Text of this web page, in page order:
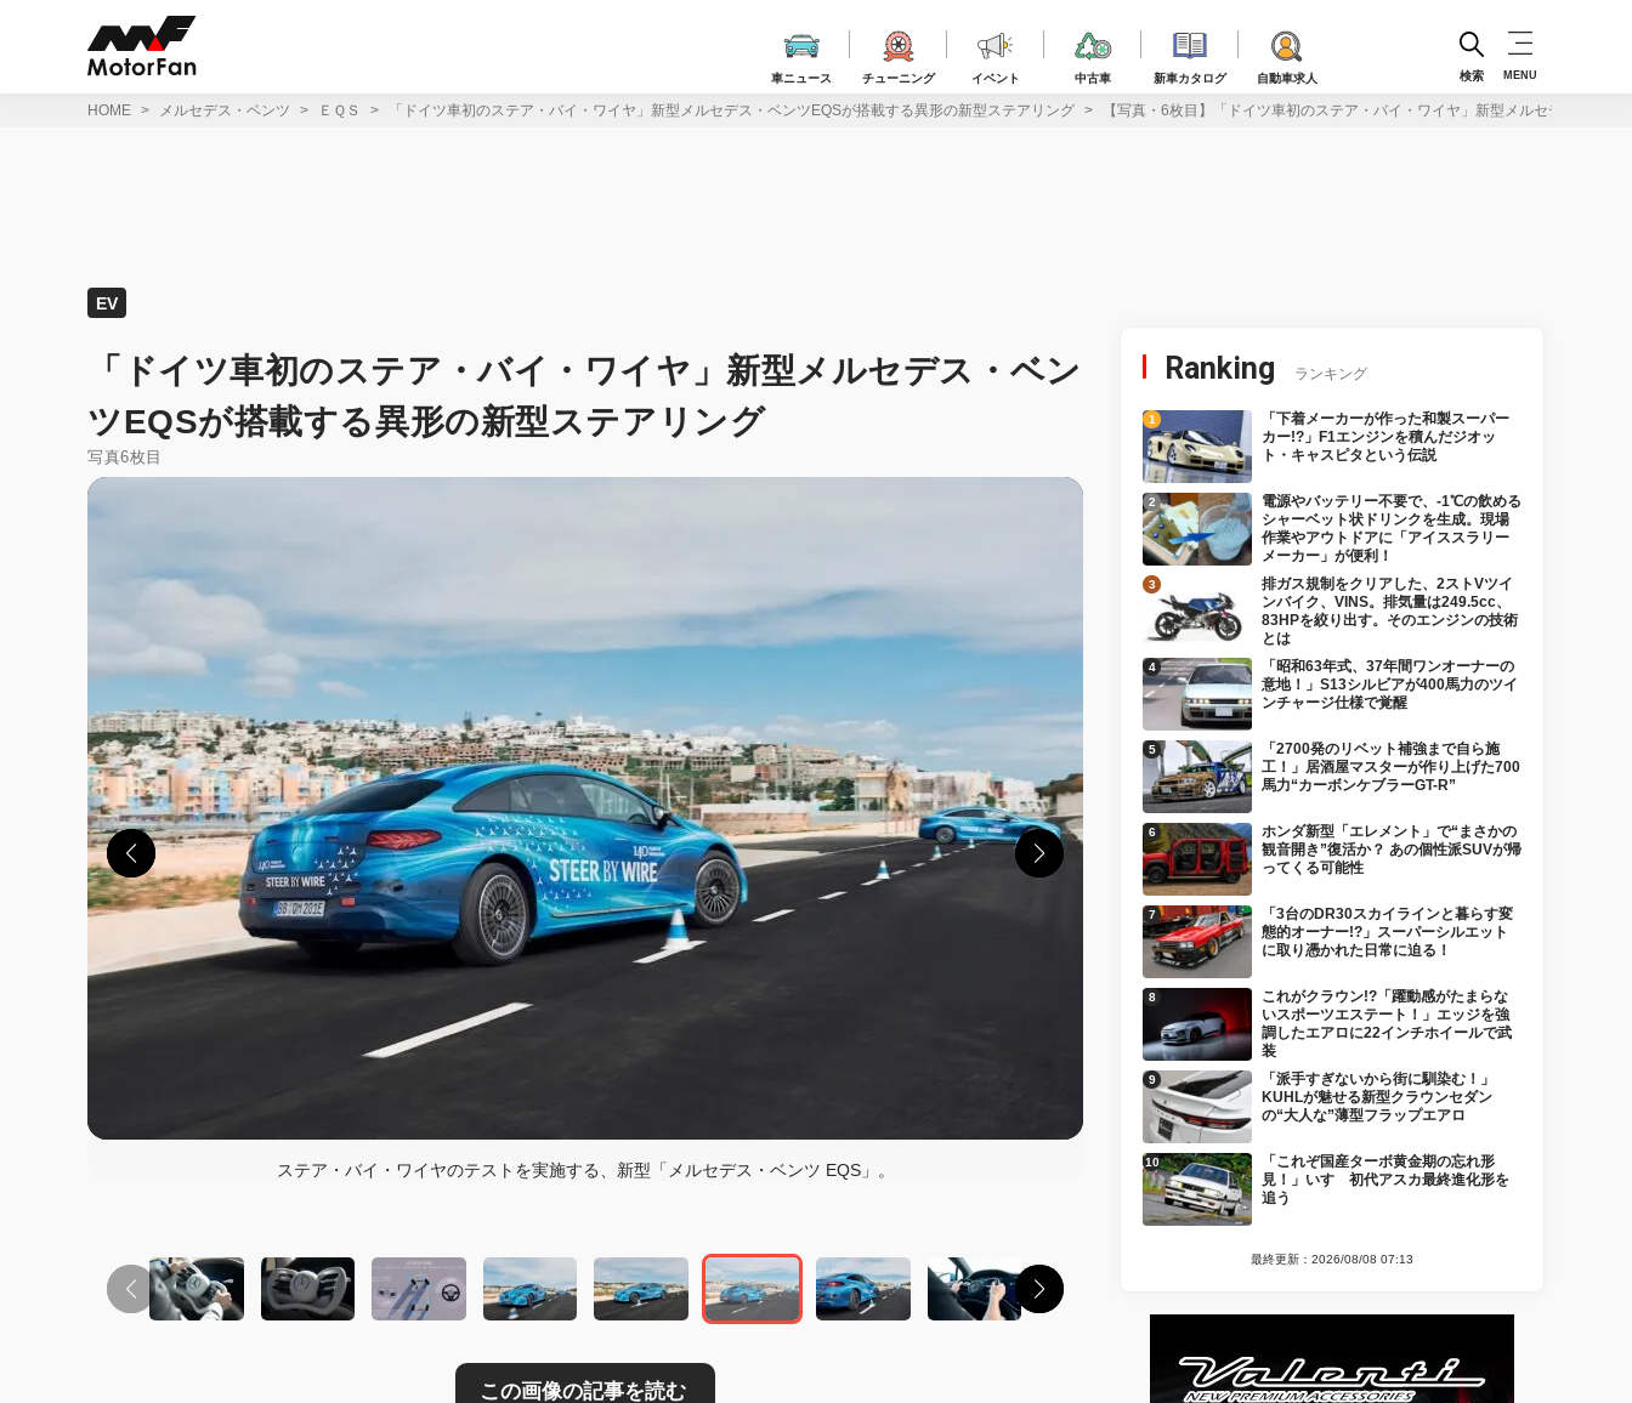
車ニュース チューニング イベント 中古車 新車カタログ 自動車求人 検索 MENU
HOME メルセデス・ベンツ ＥＱＳ 「ドイツ車初のステア・バイ・ワイヤ」新型メルセデス・ベンツEQSが搭載する異形の新型ステアリング 【写真・6枚目】「ドイツ車初のステア・バイ・ワイヤ」新型メルセデス・ベ
EV
「ドイツ車初のステア・バイ・ワイヤ」新型メルセデス・ベン
ツEQSが搭載する異形の新型ステアリング
写真6枚目
ステア・バイ・ワイヤのテストを実施する、新型「メルセデス・ベンツ EQS」。
この画像の記事を読む
Ranking ランキング
「下着メーカーが作った和製スーパー
カー!?」F1エンジンを積んだジオッ
ト・キャスピタという伝説
電源やバッテリー不要で、-1℃の飲める
シャーベット状ドリンクを生成。現場
作業やアウトドアに「アイススラリー
メーカー」が便利！
排ガス規制をクリアした、2ストVツイ
ンバイク、VINS。排気量は249.5cc、
83HPを絞り出す。そのエンジンの技術
とは
「昭和63年式、37年間ワンオーナーの
意地！」S13シルビアが400馬力のツイ
ンチャージ仕様で覚醒
「2700発のリベット補強まで自ら施
工！」居酒屋マスターが作り上げた700
馬力“カーボンケブラーGT-R”
ホンダ新型「エレメント」で“まさかの
観音開き”復活か？ あの個性派SUVが帰
ってくる可能性
「3台のDR30スカイラインと暮らす変
態的オーナー!?」スーパーシルエット
に取り憑かれた日常に迫る！
これがクラウン!?「躍動感がたまらな
いスポーツエステート！」エッジを強
調したエアロに22インチホイールで武
装
「派手すぎないから街に馴染む！」
KUHLが魅せる新型クラウンセダン
の“大人な”薄型フラップエアロ
「これぞ国産ターボ黄金期の忘れ形
見！」いすゞ初代アスカ最終進化形を
追う
最終更新：2026/08/08 07:13